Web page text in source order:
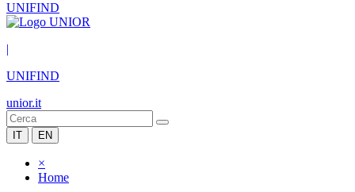
UNIFIND
|
UNIFIND
unior.it
IT EN
×
Home